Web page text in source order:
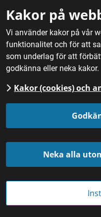
Kakor på
Vi använder kakor på vår
funktionalitet och för att
som underlag för att
godkänna eller neka kakor.
Kakor (cookies) och
Neka alla
Hem / Nyheter
Löjromstoast Foto: Michael
NYHET Publicerades 13